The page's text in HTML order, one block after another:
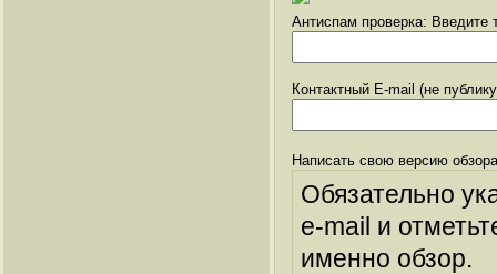
Антиспам проверка: Введите
Контактный E-mail (не
Написать свою версию
Обязательно
e-mail и
именно обзор.